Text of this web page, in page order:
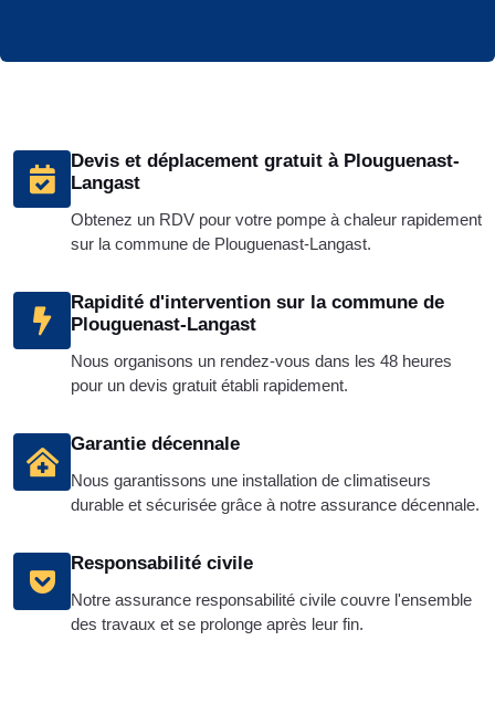
Devis et déplacement gratuit à Plouguenast-
Langast
Obtenez un RDV pour votre pompe à chaleur rapidement
sur la commune de Plouguenast-Langast.
Rapidité d'intervention sur la commune de
Plouguenast-Langast
Nous organisons un rendez-vous dans les 48 heures
pour un devis gratuit établi rapidement.
Garantie décennale
Nous garantissons une installation de climatiseurs
durable et sécurisée grâce à notre assurance décennale.
Responsabilité civile
Notre assurance responsabilité civile couvre l'ensemble
des travaux et se prolonge après leur fin.